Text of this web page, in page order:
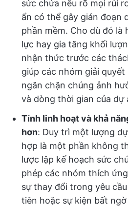
sức chứa nêu rõ mọi rủi
ẩn có thể gây gián đoạn
phần mềm. Cho dù đó là
lực hay gia tăng khối
nhận thức trước các
giúp các nhóm giải quyết
ngăn chặn chúng ảnh
và dòng thời gian của dự
Tính linh hoạt và khả
hơn: Duy trì một lượng
hợp là một phần không
lược lập kế hoạch sức
phép các nhóm thích
sự thay đổi trong yêu
tiên hoặc sự kiện bất